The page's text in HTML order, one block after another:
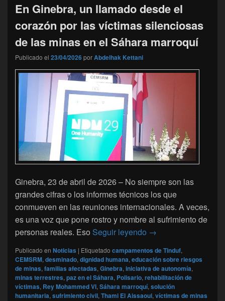
En Ginebra, un llamado desde el
corazón por las víctimas silenciosas
de las minas en el Sáhara marroquí
Publicado el 23/04/2026porAbdelhak Kettani
Ginebra, 23 de abril de 2026 – No siempre son las
grandes cifras o los informes técnicos los que
conmueven en las reuniones internacionales. A veces,
es una voz que pone rostro y nombre al sufrimiento de
personas reales. Eso Seguir leyendo En Ginebra, un
→
Publicado en Noticias | Etiquetado campamentos de Tinduf,
CEMSRM,desminado,dignidad humana,educación sobre riesgos
de minas,familias afectadas,Ginebra,iniciativa de autonomía,
minas terrestres,paz en el Sáhara, Polisario,rehabilitación de
víctimas, Rey Mohammed VI,Sáhara marroquí,solución
humanitaria,sufrimiento civil,Thami El Aissaoui,víctimas de minas